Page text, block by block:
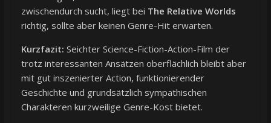
zwischendurch sucht, liegt bei The Relative Worlds
richtig, sollte aber keinen Genre-Hit erwarten.
Kurzfazit: Seichter Science-Fiction-Action-Film der
trotz interessanten Ansätzen oberflächlich bleibt aber
mit gut inszenierter Action, funktionierender
Geschichte und grundsätzlich sympathischen
Charakteren kurzweilige Genre-Kost bietet.